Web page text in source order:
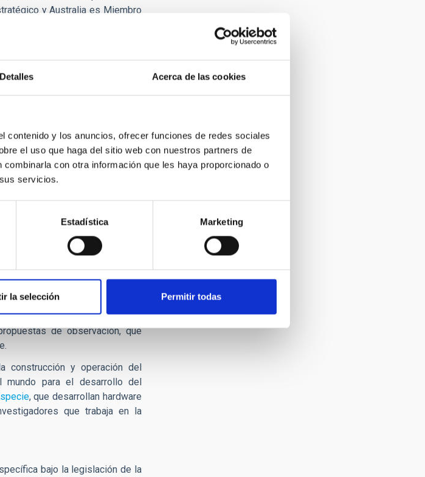
Detalles Acerca de las cookies
contenido y los anuncios, ofrecer funciones de redes sociales
el uso que haga del sitio web con nuestros partners de
con otra información que les haya proporcionado o
servicios.
Estadística Marketing
la selección Permitir todas
y Australia es Miembro
(20 GeV-300 TeV) ayudarán a
temas de estudio: entender el
agujeros negros o estrellas
de la teoría de la relatividad
de múltiple longitud de onda y
proporcionar información
de los Muchachos del Instituto
en el Observatorio Paranal del
del CTAO está alojada por el
(PB) de datos al año (~3 PB
será el primer observatorio de
de observación, que
construcción y operación del
mundo para el desarrollo del
, que desarrollan hardware
que trabaja en la
bajo la legislación de la